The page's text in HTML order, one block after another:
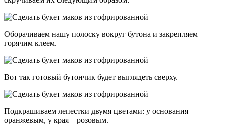
Оборачиваем нашу полоску вокруг бутона и закрепляем
горячим клеем.
Вот так готовый бутончик будет выглядеть сверху.
Подкрашиваем лепестки двумя цветами: у основания –
оранжевым, у края – розовым.